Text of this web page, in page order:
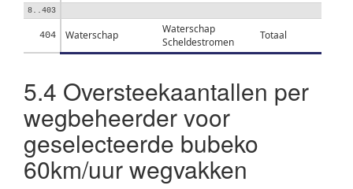
8..403
404 Waterschap
Waterschap
Scheldestromen
Totaal
5.4 Oversteekaantallen per
wegbeheerder voor
geselecteerde bubeko
60km/uur wegvakken